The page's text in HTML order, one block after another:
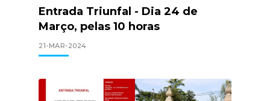
Entrada Triunfal - Dia 24 de
Março, pelas 10 horas
21-MAR-2024